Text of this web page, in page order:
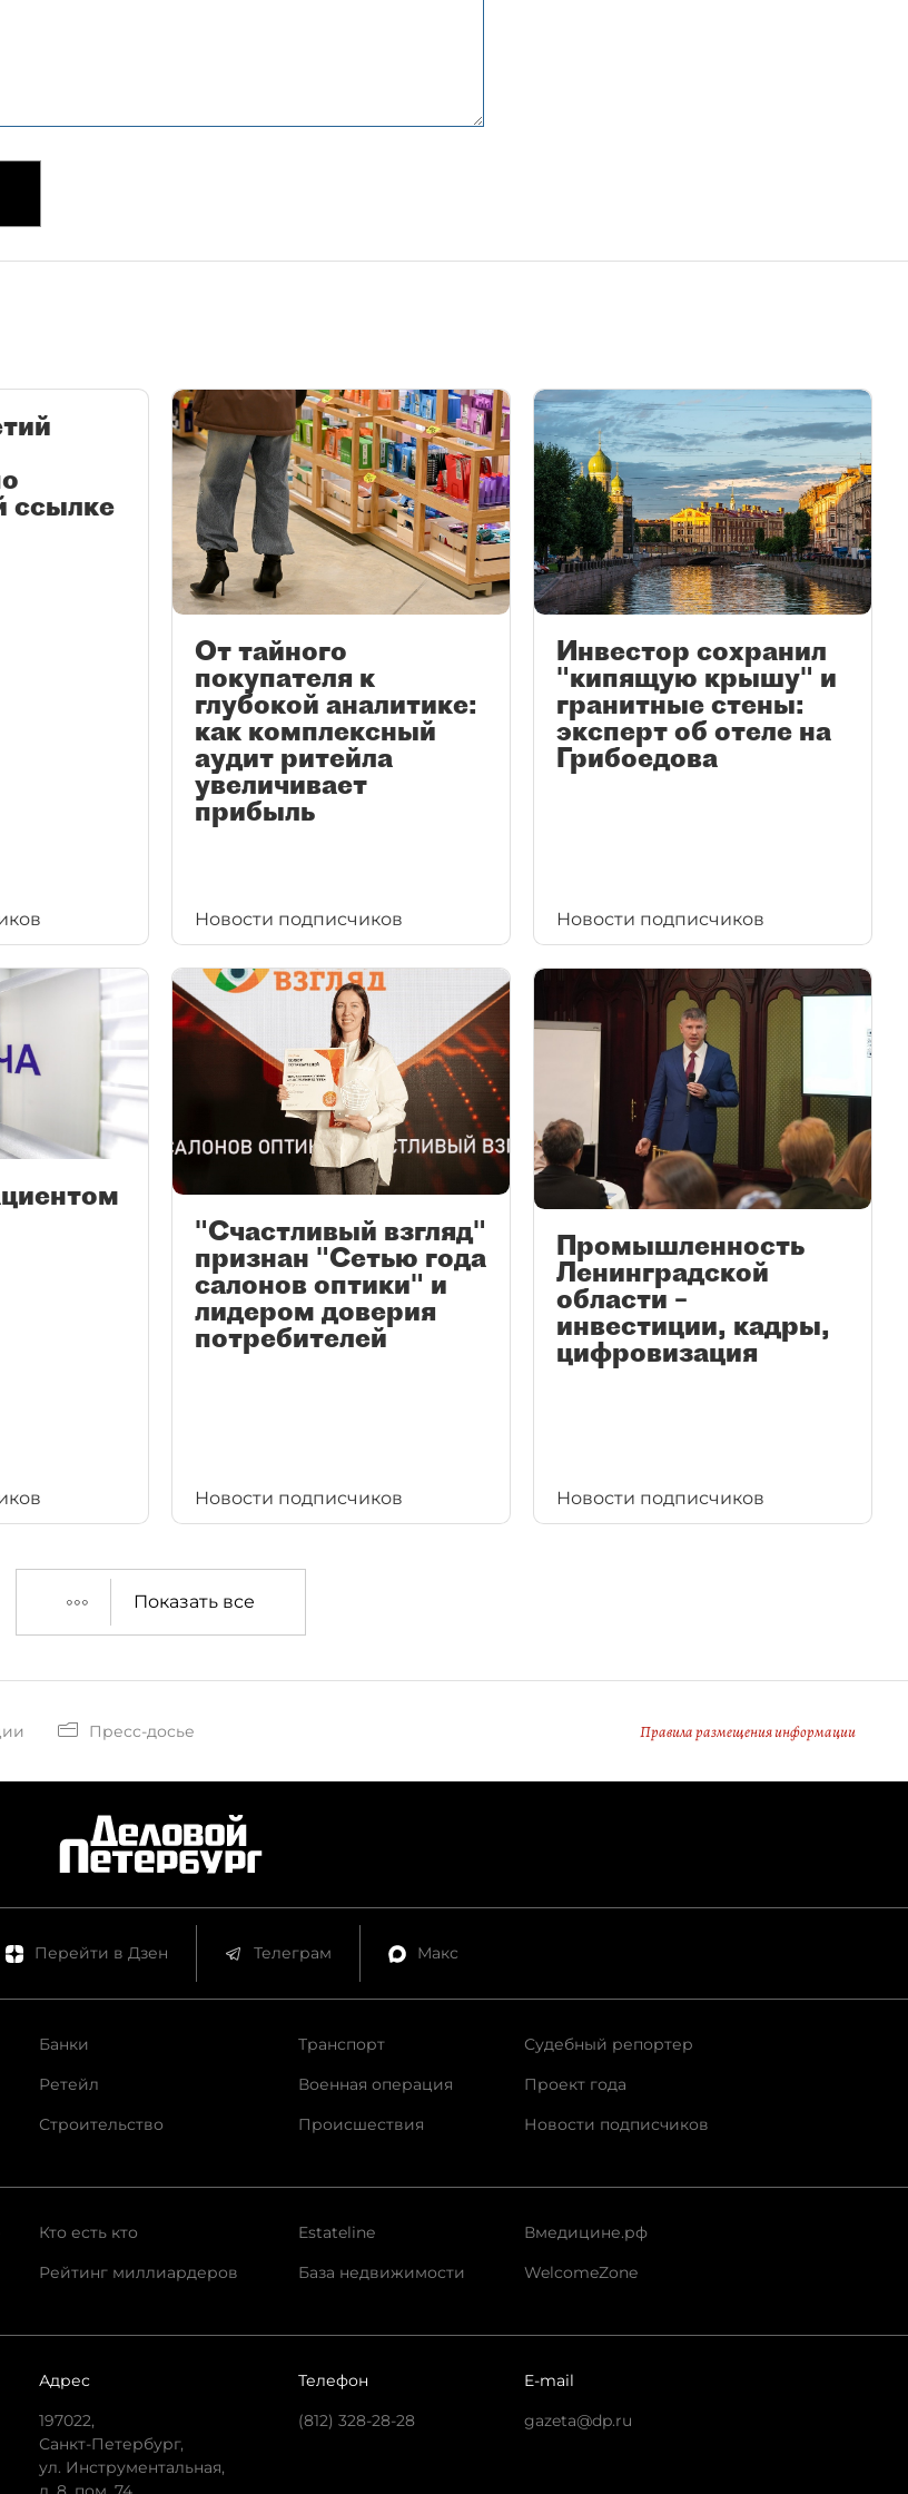
ссылке
От тайного
покупателя к
глубокой аналитике:
как комплексный
аудит ритейла
увеличивает
прибыль
Новости подписчиков
Инвестор сохранил
"кипящую крышу" и
гранитные стены:
эксперт об отеле на
Грибоедова
Новости подписчиков
"Счастливый взгляд"
признан "Сетью года
салонов оптики" и
лидером доверия
потребителей
Новости подписчиков
Промышленность
Ленинградской
области –
инвестиции, кадры,
цифровизация
Новости подписчиков
Показать все
Пресс-досье Правила размещения информации
Перейти в Дзен Телеграм Макс
Банки
Ретейл
Строительство
Транспорт
Военная операция
Происшествия
Судебный репортер
Проект года
Новости подписчиков
Кто есть кто
Рейтинг миллиардеров
Estateline
База недвижимости
Вмедицине.рф
WelcomeZone
Адрес
197022,
Санкт-Петербург,
ул. Инструментальная,
Телефон
(812) 328-28-28
E-mail
gazeta@dp.ru